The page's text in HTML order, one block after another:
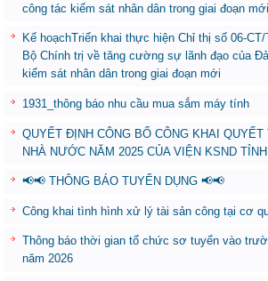
công tác kiểm sát nhân dân trong giai đoạn mới
Kế hoạchTriển khai thực hiện Chỉ thị số 06-
Bộ Chính trị về tăng cường sự lãnh đạo của
kiểm sát nhân dân trong giai đoạn mới
1931_thông báo nhu cầu mua sắm máy tính
QUYẾT ĐỊNH CÔNG BỐ CÔNG KHAI QUYẾT
NHÀ NƯỚC NĂM 2025 CỦA VIỆN KSND
📢📢 THÔNG BÁO TUYỂN DỤNG 📢📢
Công khai tình hình xử lý tài sản công tại cơ
Thông báo thời gian tổ chức sơ tuyển vào
năm 2026